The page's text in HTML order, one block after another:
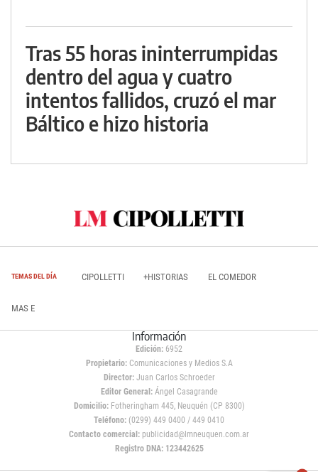
Tras 55 horas ininterrumpidas
dentro del agua y cuatro
intentos fallidos, cruzó el mar
Báltico e hizo historia
TEMAS DEL DÍA CIPOLLETTI +HISTORIAS EL COMEDOR
MAS E
Información
Edición: 6952
Propietario:Comunicaciones y Medios S.A
Director: Juan Carlos Schroeder
Editor General:Ángel Casagrande
Domicilio:Fotheringham 445, Neuquén (CP 8300)
Teléfono: (0299) 449 0400 / 449 0410
Contacto comercial: publicidad@lmneuquen.com.ar
Registro DNA: 123442625